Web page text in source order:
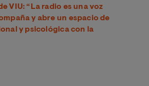
VIU: “La radio es una voz
y abre un espacio de
y psicológica con la